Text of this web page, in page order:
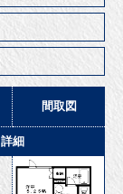
間取図
詳細